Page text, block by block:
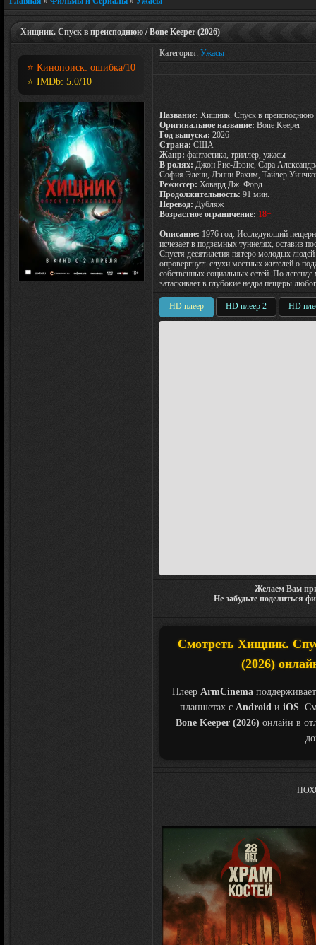
Хищник. Спуск в преисподнюю / Bone Keeper (2026)
⭐ Кинопоиск: ошибка/10
⭐ IMDb: 5.0/10
Категория: Ужасы
Название: Хищник. Спуск в преисподнюю
Оригинальное название: Bone Keeper
Год выпуска: 2026
Страна: США
Жанр: фантастика, триллер, ужасы
В ролях: Джон Рис-Дэвис, Сара
София Элени, Дэнни Рахим, Тайлер
Режиссер: Ховард Дж. Форд
Продолжительность: 91 мин.
Перевод: Дубляж
Возрастное ограничение: 18+
Описание: 1976 год. Исследующий
исчезает в подземных туннелях, оставив
Спустя десятилетия пятеро молодых
опровергнуть слухи местных жителей о
собственных социальных сетей. По
затаскивает в глубокие недра пещеры
HD плеер HD плеер 2 HD
Желаем Вам
Не забудьте поделиться
Смотреть Хищник.
(2026)
Плеер ArmCinema
планшетах с Android и iOS.
Bone Keeper (2026) онлайн в
—